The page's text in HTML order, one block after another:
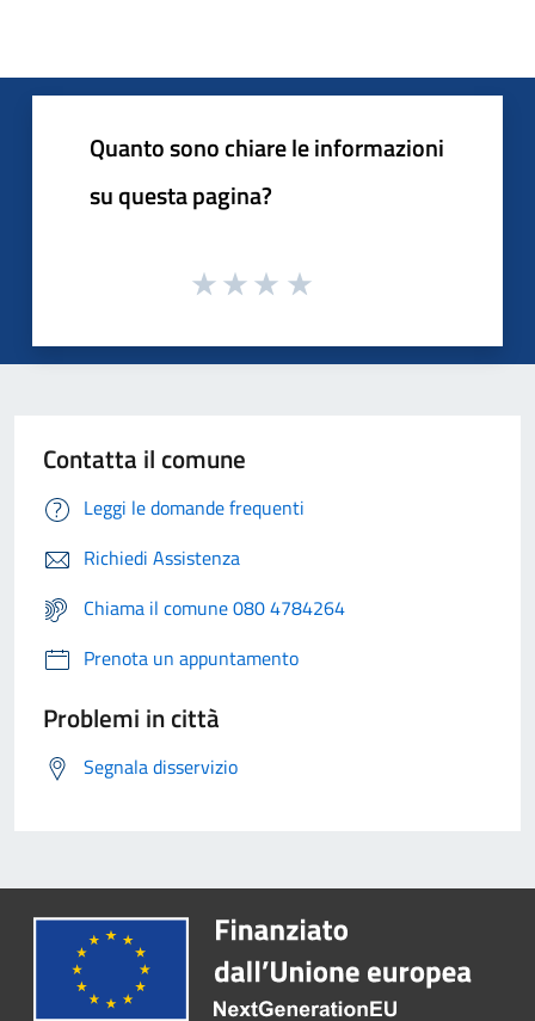
Quanto sono chiare le informazioni
su questa pagina?
Contatta il comune
Leggi le domande frequenti
Richiedi Assistenza
Chiama il comune 080 4784264
Prenota un appuntamento
Problemi in città
Segnala disservizio